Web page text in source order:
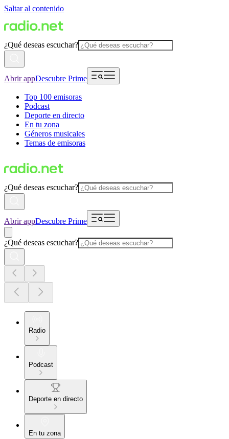
Saltar al contenido
¿Qué deseas escuchar?
Abrir appDescubre Prime
Top 100 emisoras
Podcast
Deporte en directo
En tu zona
Géneros musicales
Temas de emisoras
¿Qué deseas escuchar?
Abrir appDescubre Prime
¿Qué deseas escuchar?
Radio
Podcast
Deporte en directo
En tu zona